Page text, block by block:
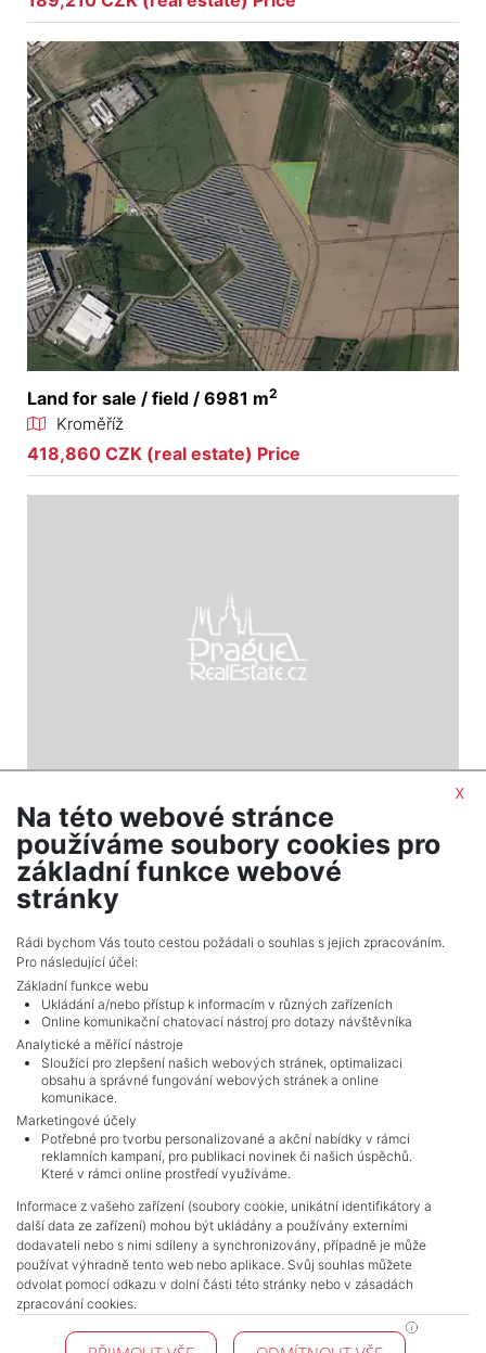
Land for sale / field / 6981 m2
Kroměříž
418,860 CZK (real estate) Price
Land for sale / field / 105347 m2
Loukov
5,478,044 CZK (real estate) Price
Adverts total10.
NAVIGACE
Terms and conditions
Protection of personal data
Real estate's
Contact
Cookie processing
KONTAKT
x
Na této webové stránce
používáme soubory cookies pro
základní funkce webové
stránky
Rádi bychom Vás touto cestou požádali o souhlas s jejich zpracováním.
Pro následující účel:
Základní funkce webu
Ukládání a/nebo přístup k informacím v různých zařízeních
Online komunikační chatovací nástroj pro dotazy návštěvníka
Analytické a měřící nástroje
Sloužící pro zlepšení našich webových stránek, optimalizaci
obsahu a správné fungování webových stránek a online
komunikace.
Marketingové účely
Potřebné pro tvorbu personalizované a akční nabídky v rámci
reklamních kampaní, pro publikaci novinek či našich úspěchů.
Které v rámci online prostředí využíváme.
Informace z vašeho zařízení (soubory cookie, unikátní identifikátory a
další data ze zařízení) mohou být ukládány a používány externími
dodavateli nebo s nimi sdíleny a synchronizovány, případně je může
používat výhradně tento web nebo aplikace. Svůj souhlas můžete
odvolat pomocí odkazu v dolní části této stránky nebo v zásadách
zpracování cookies.